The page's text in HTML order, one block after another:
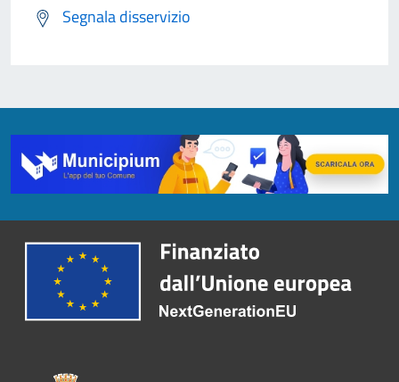
Segnala disservizio